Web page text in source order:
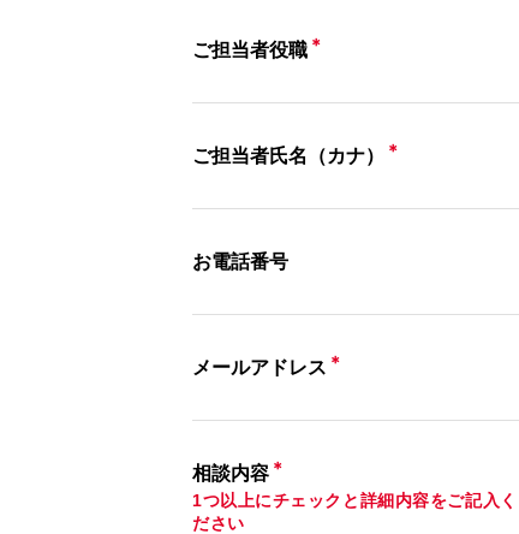
ご担当者役職 ＊
ご担当者氏名（カナ） ＊
お電話番号
メールアドレス ＊
相談内容 ＊
1つ以上にチェックと詳細内容をご記入く
ださい